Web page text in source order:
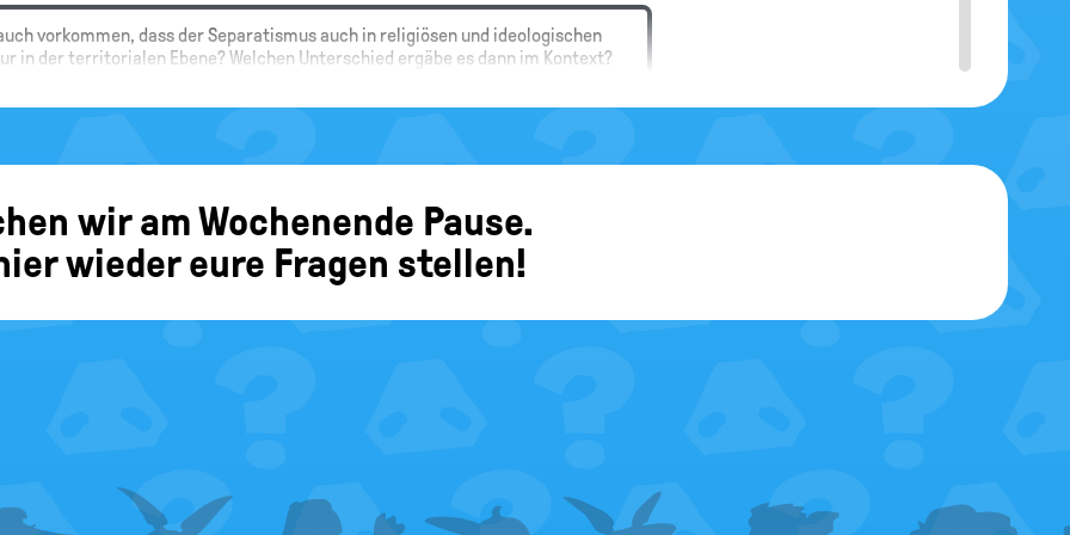
vorkommen, dass der Separatismus auch in religiösen und ideologischen
in der territorialen Ebene? Welchen Unterschied ergäbe es dann im Kontext?
wir am Wochenende Pause.
wieder eure Fragen stellen!